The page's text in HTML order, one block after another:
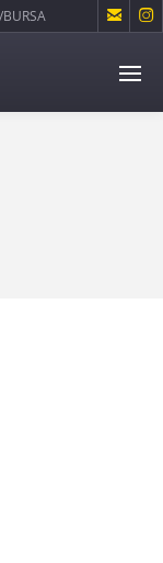
 